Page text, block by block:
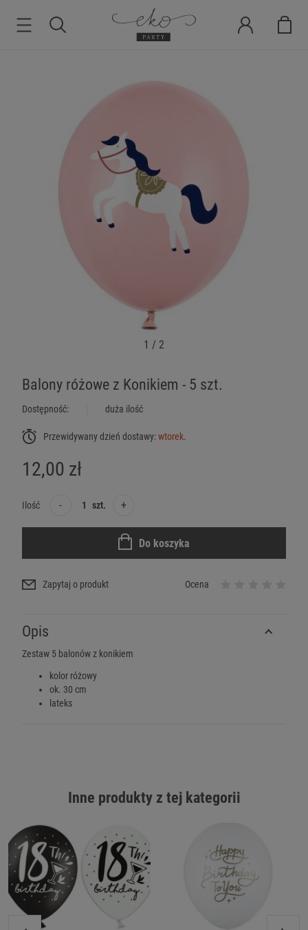
1 / 2
Balony różowe z Konikiem - 5 szt.
Dostępność: duża ilość
Przewidywany dzień dostawy:wtorek.
12,00 zł
Ilość - szt. +
Do koszyka
Zapytaj o produkt Ocena
Opis
Zestaw 5 balonów z konikiem
kolor różowy
ok. 30 cm
lateks
Inne produkty z tej kategorii